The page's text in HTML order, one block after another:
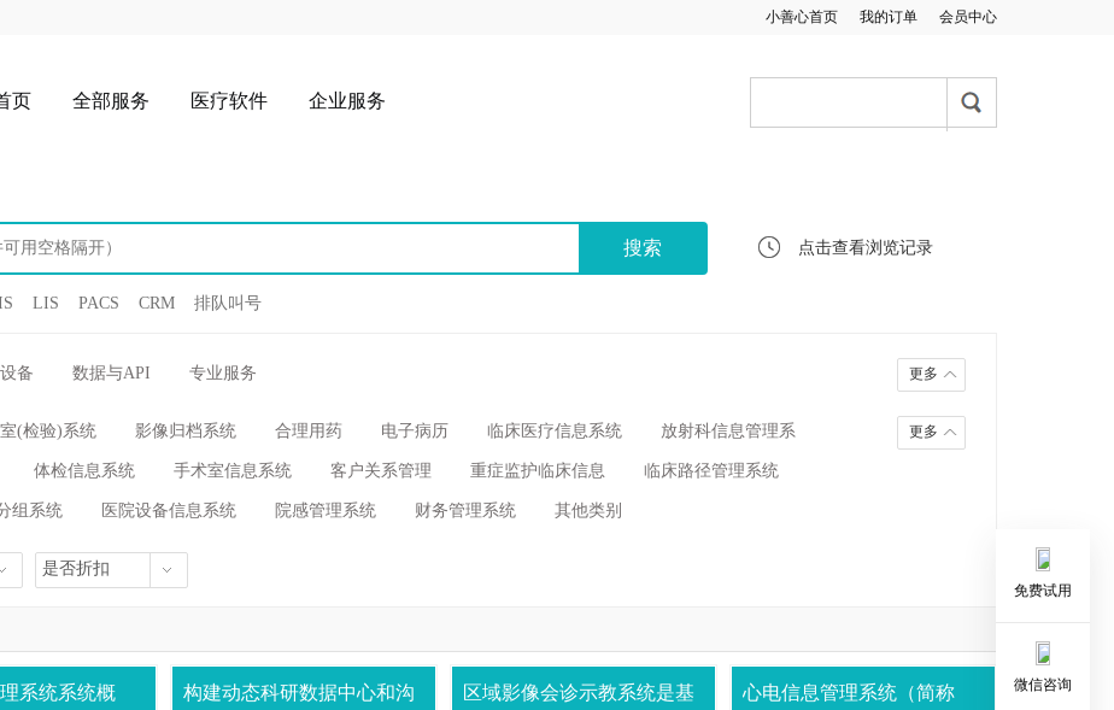
小善心首页 我的订单 会员中心
页 全部服务 医疗软件 企业服务
点击查看浏览记录
LIS PACS CRM 排队叫号
备 数据与API 专业服务 更多
(检验)系统 影像归档系统 合理用药 电子病历 临床医疗信息系统 放射科信息管理系
体检信息系统 手术室信息系统 客户关系管理 重症监护临床信息 临床路径管理系统
组系统 医院设备信息系统 院感管理系统 财务管理系统 其他类别
更多
是否折扣
系统系统概
构建动态科研数据中心和沟
区域影像会诊示教系统是基
心电信息管理系统（简称
免费试用
微信咨询